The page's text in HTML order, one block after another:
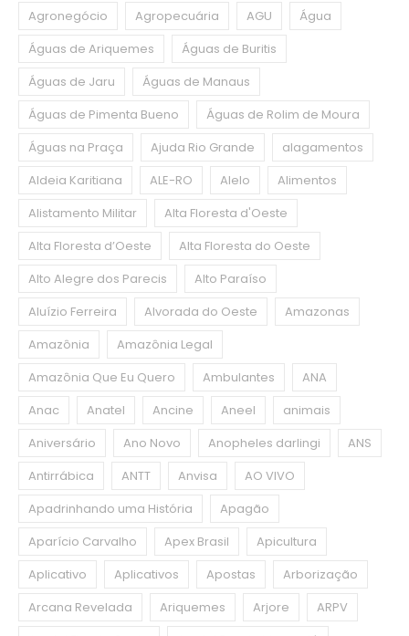
Agronegócio
Agropecuária AGU
Água
Águas de Ariquemes
Águas de Buritis
Águas de Jaru
Águas de Manaus
Águas de Pimenta Bueno
Águas de Rolim de Moura
Águas na Praça
Ajuda Rio Grande
alagamentos
Aldeia Karitiana
ALE-RO Alelo
Alimentos
Alistamento Militar
Alta Floresta d'Oeste
Alta Floresta d’Oeste
Alta Floresta do Oeste
Alto Alegre dos Parecis
Alto Paraíso
Aluízio Ferreira
Alvorada do Oeste
Amazonas
Amazônia
Amazônia Legal
Amazônia Que Eu Quero
Ambulantes
ANA
Anac
Anatel Ancine Aneel
animais
Aniversário
Ano Novo Anopheles darlingi
ANS
Antirrábica
ANTT Anvisa
AO VIVO
Apadrinhando uma História
Apagão
Aparício Carvalho
Apex Brasil
Apicultura
Aplicativo
Aplicativos Apostas
Arborização
Arcana Revelada
Ariquemes Arjore
ARPV